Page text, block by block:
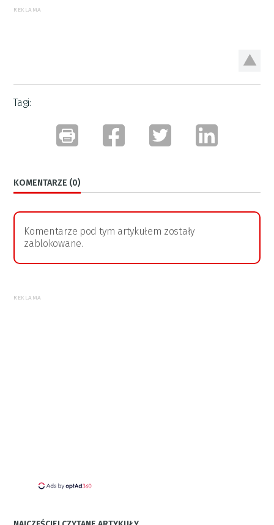
REKLAMA
Tagi:
KOMENTARZE (0)
Komentarze pod tym artykułem zostały
zablokowane.
REKLAMA